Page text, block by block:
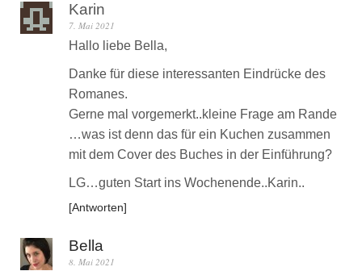
Karin
7. Mai 2021
Hallo liebe Bella,
Danke für diese interessanten Eindrücke des
Romanes.
Gerne mal vorgemerkt..kleine Frage am Rande
…was ist denn das für ein Kuchen zusammen
mit dem Cover des Buches in der Einführung?
LG…guten Start ins Wochenende..Karin..
Antworten
Bella
8. Mai 2021